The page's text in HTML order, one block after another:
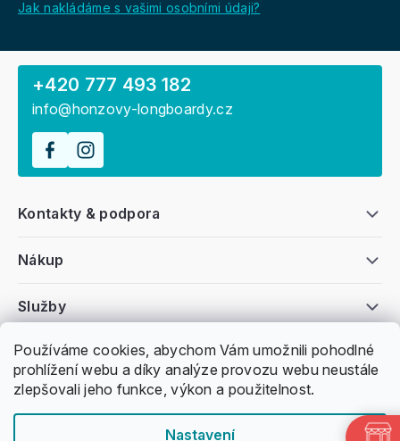
Používáme cookies, abychom Vám umožnili pohodlné
prohlížení webu a díky analýze provozu webu neustále
zlepšovali jeho funkce, výkon a použitelnost.
Nastavení
Jak nakládáme s vašimi osobními údaji?
Všeobecné informace
Nákup
Kontakty & podpora
Služby
+420 777 493 182
info@honzovy-longboardy.cz